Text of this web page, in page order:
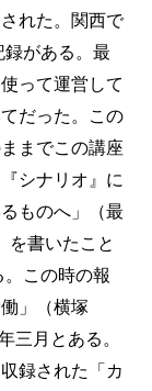
れた。関西で
がある。最
って運営して
だった。この
までこの講座
シナリオ』に
ものへ」（最
を書いたこと
この時の報
」（横塚
三月とある。
録された「カ